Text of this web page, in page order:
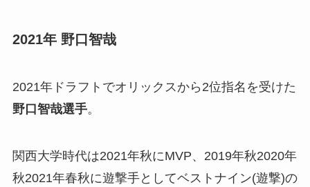
2021年 野口智哉
2021年ドラフトでオリックスから2位指名を受けた
野口智哉選手。
関西大学時代は2021年秋にMVP、2019年秋2020年
秋2021年春秋に遊撃手としてベストナイン(遊撃)の